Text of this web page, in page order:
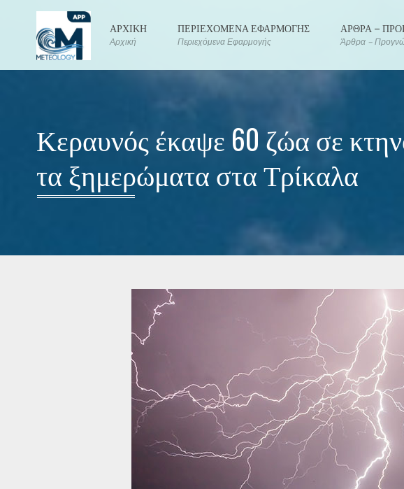
ΑΡΧΙΚΗ
Αρχική
ΠΕΡΙΕΧΟΜΕΝΑ ΕΦΑΡΜΟΓΗΣ
Περιεχόμενα Εφαρμογής
ΑΡΘΡΑ –
Άρθρα –
Κεραυνός έκαψε 60 ζώα σε
τα ξημερώματα στα Τρίκαλα